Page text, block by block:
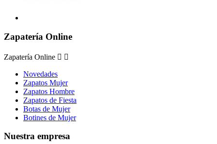
Zapatería Online
Zapatería Online  
Novedades
Zapatos Mujer
Zapatos Hombre
Zapatos de Fiesta
Botas de Mujer
Botines de Mujer
Nuestra empresa